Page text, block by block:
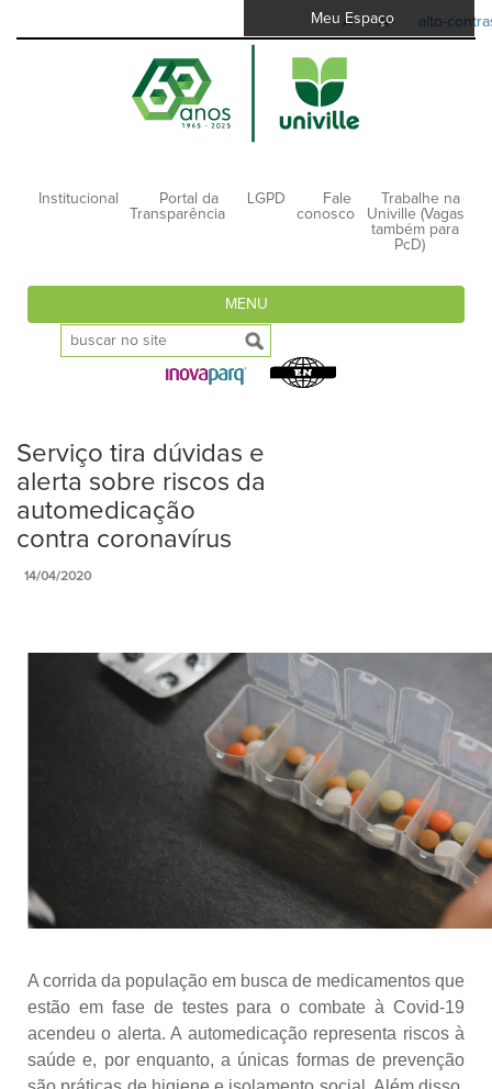
A- A+ alto-
Meu Espaço
Institucional
Portal da
Transparência
LGPD
Fale
conosco
Trabalhe na
Univille (Vagas
também para
PcD)
MENU
Serviço tira dúvidas e
alerta sobre riscos da
automedicação
contra coronavírus
14/04/2020
A corrida da população em busca de medicamentos que
estão em fase de testes para o combate à Covid-19
acendeu o alerta. A automedicação representa riscos à
saúde e, por enquanto, a únicas formas de prevenção